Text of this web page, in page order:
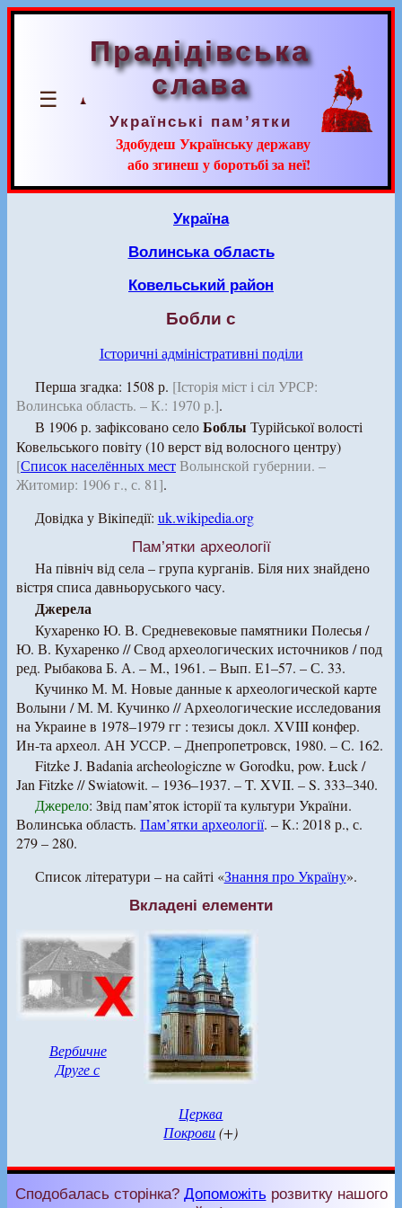
☰
Прадідівська
слава
Українські пам’ятки
Здобудеш Українську державу
або згинеш у боротьбі за неї!
Україна
Волинська область
Ковельський район
Бобли с
Історичні адміністративні поділи
Перша згадка: 1508 р. [Історія міст і сіл УРСР:
Волинська область. – К.: 1970 р.].
В 1906 р. зафіксовано селоБоблы Турійської волості
Ковельського повіту (10 верст від волосного центру)
[Список населённых местВолынской губернии. –
Житомир: 1906 г., с. 81].
Довідка у Вікіпедії: uk.wikipedia.org
Пам’ятки археології
На північ від села – група курганів. Біля них знайдено
вістря списа давньоруського часу.
Джерела
Кухаренко Ю. В. Средневековые памятники Полесья /
Ю. В. Кухаренко // Свод археологических источников / под
ред. Рыбакова Б. А. – М., 1961. – Вып. Е1–57. – С. 33.
Кучинко М. М. Новые данные к археологической карте
Волыни / М. М. Кучинко // Археологические исследования
на Украине в 1978–1979 гг : тезисы докл. ХVIII конфер.
Ин-та археол. АН УССР. – Днепропетровск, 1980. – С. 162.
Fitzke J. Badania archeologiczne w Gorodku, pow. Łuck /
Jan Fitzke // Swiatowit. – 1936–1937. – T. XVII. – S. 333–340.
Джерело: Звід пам’яток історії та культури України.
Волинська область. Пам’ятки археології. – К.: 2018 р., с.
279 – 280.
Список літератури – на сайті «Знання про Україну».
Вкладені елементи
Вербичне
Друге с
Церква
Покрови(+)
Сподобалась сторінка? Допоможіть розвитку нашого